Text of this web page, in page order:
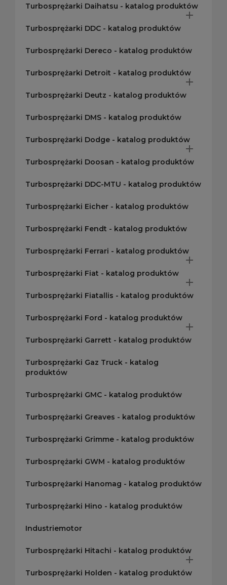
Turbosprężarki Daihatsu - katalog produktów

Turbosprężarki DDC - katalog produktów
Turbosprężarki Dereco - katalog produktów
Turbosprężarki Detroit - katalog produktów

Turbosprężarki Deutz - katalog produktów
Turbosprężarki DMS - katalog produktów
Turbosprężarki Dodge - katalog produktów

Turbosprężarki Doosan - katalog produktów
Turbosprężarki DDC-MTU - katalog produktów
Turbosprężarki Eicher - katalog produktów
Turbosprężarki Fendt - katalog produktów
Turbosprężarki Ferrari - katalog produktów

Turbosprężarki Fiat - katalog produktów

Turbosprężarki Fiatallis - katalog produktów
Turbosprężarki Ford - katalog produktów

Turbosprężarki Garrett - katalog produktów
Turbosprężarki Gaz Truck - katalog
produktów
Turbosprężarki GMC - katalog produktów
Turbosprężarki Greaves - katalog produktów
Turbosprężarki Grimme - katalog produktów
Turbosprężarki GWM - katalog produktów
Turbosprężarki Hanomag - katalog produktów
Turbosprężarki Hino - katalog produktów
Industriemotor
Turbosprężarki Hitachi - katalog produktów

Turbosprężarki Holden - katalog produktów